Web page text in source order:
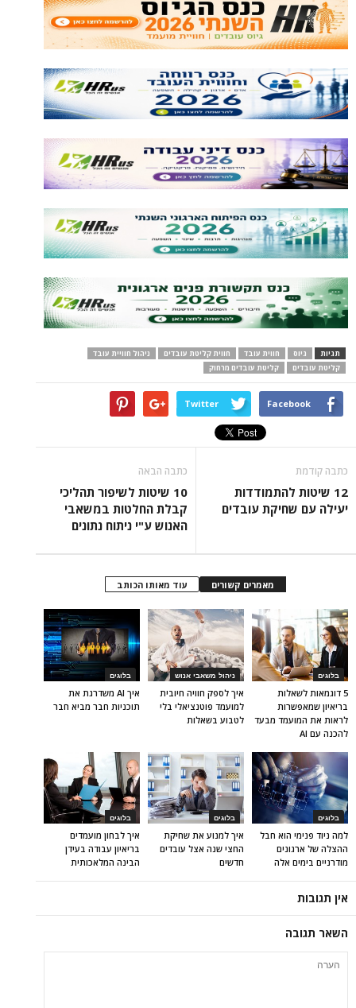
תגיות גיוס חווית עובד חווית קליטת עובדים
ניהול חוויית עובד
קליטת עובדים
קליטת עובדים מרחוק
Facebook
Twitter
כתבה קודמת
12 שיטות להתמודדות
יעילה עם שחיקת עובדים
כתבה הבאה
10 שיטות לשיפור תהליכי
קבלת החלטות במשאבי
האנוש ע"י ניתוח נתונים
מאמרים קשורים עוד מאותו הכותב
בלוגים
איך AI משדרגת את
תוכניות חבר מביא חבר
ניהול משאבי אנוש
איך לספק חוויה חיובית
למועמד פוטנציאלי בלי
לטבוע בשאלות
בלוגים
5 דוגמאות לשאלות
בריאיון שמאפשרות
לראות את המועמד מבעד
להכנה עם AI
בלוגים
איך לבחון מועמדים
בריאיון עבודה בעידן
הבינה המלאכותית
בלוגים
איך למנוע את שחיקת
החצי שנה אצל עובדים
חדשים
בלוגים
למה ניוד פנימי הוא חבל
ההצלה של ארגונים
מודרניים בימים אלה
אין תגובות
השאר תגובה